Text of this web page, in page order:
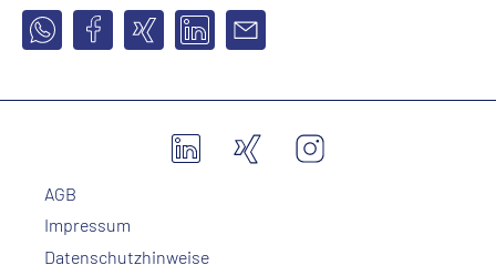
AGB
Impressum
Datenschutzhinweise